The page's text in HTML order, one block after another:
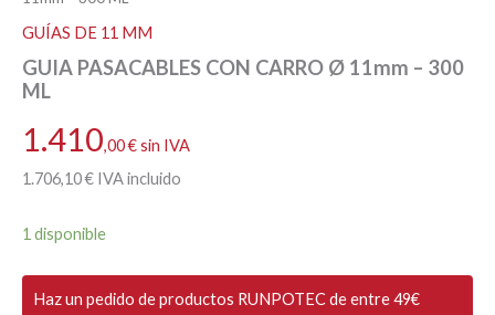
GUÍAS DE 11 MM
GUIA PASACABLES CON CARRO Ø 11mm – 300
ML
1.410,00€sin IVA
1.706,10€ IVA incluido
1 disponible
Haz un pedido de productos RUNPOTEC de entre 49€